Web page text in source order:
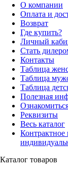
О компании
Оплата и
Возврат
Где купить?
Личный
Стать
Контакты
Таблица
Таблица
Таблица
Полезная
Реквизиты
Весь каталог
Каталог товаров